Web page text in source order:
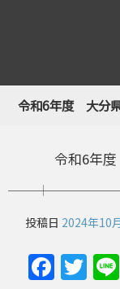
令和6年度 大分
令和6年
投稿日 2024年10